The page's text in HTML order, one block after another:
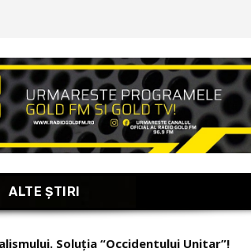
ALTE ŞTIRI
Soluția “Occidentului Unitar”!
în fiecare dimineață la ce a pierdut”!